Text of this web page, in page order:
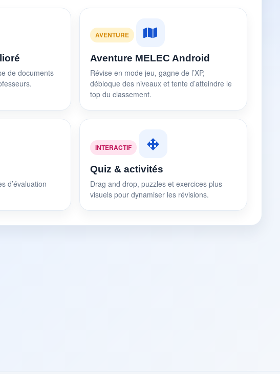
de documents
AVENTURE
Aventure MELEC Android
Révise en mode jeu, gagne de l’XP,
débloque des niveaux et tente d’atteindre le
top du classement.
d’évaluation
INTERACTIF
Quiz & activités
Drag and drop, puzzles et exercices plus
visuels pour dynamiser les révisions.